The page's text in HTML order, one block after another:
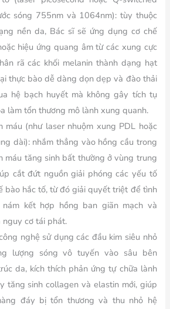
sóng 755nm và 1064nm): tùy thuộc
nền da, Bác sĩ sẽ ứng dụng cơ chế
hiệu ứng quang âm từ các xung cực
rã các khối melanin thành dạng hạt
thực bào dễ dàng dọn dẹp và đào thải
hệ bạch huyết mà không gây tích tụ
làm tổn thương mô lành xung quanh.
máu (như laser nhuộm xung PDL hoặc
dài): nhắm thẳng vào hồng cầu trong
máu tăng sinh bất thường ở vùng trung
cắt đứt nguồn giải phóng các yếu tố
bào hắc tố, từ đó giải quyết triệt để tình
kết hợp hồng ban giãn mạch và
nguy cơ tái phát.
nghệ sử dụng các đầu kim siêu nhỏ
lượng sóng vô tuyến vào sâu bên
da, kích thích phản ứng tự chữa lành
tăng sinh collagen và elastin mới, giúp
đáy bị tổn thương và thu nhỏ hệ